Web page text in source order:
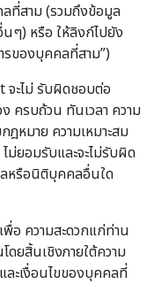
ลที่สาม (รวมถึงข้อมูล
ๆ) หรือ ให้ลิงก์ไปยัง
รของบุคคลที่สาม”)
ะไม่ รับผิดชอบต่อ
ครบถ้วน ทันเวลา ความ
หมาย ความเหมาะสม
ยอมรับและจะไม่รับผิด
หรือนิติบุคคลอื่นใด
อ ความสะดวกแก่ท่าน
ดยสิ้นเชิงภายใต้ความ
ละเงื่อนไขของบุคคลที่